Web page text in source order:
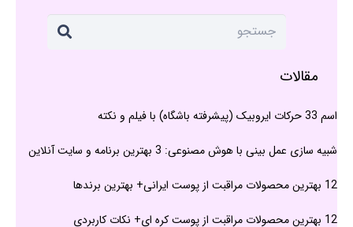
مقالات
اسم 33 حرکات ایروبیک (پیشرفته باشگاه) با فیلم و نکته
شبیه سازی عمل بینی با هوش مصنوعی: 3 بهترین برنامه و سایت آنلاین
12 بهترین محصولات مراقبت از پوست ایرانی+ بهترین برندها
12 بهترین محصولات مراقبت از پوست کره ای+ نکات کاربردی